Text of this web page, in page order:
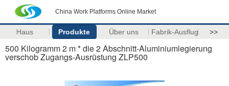
China Work Platforms Online Market
Haus Produkte Über uns Fabrik-Ausflug >>
500 Kilogramm 2 m * die 2 Abschnitt-Aluminiumlegierung
verschob Zugangs-Ausrüstung ZLP500